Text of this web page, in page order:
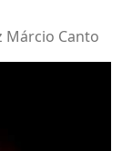
Márcio Canto